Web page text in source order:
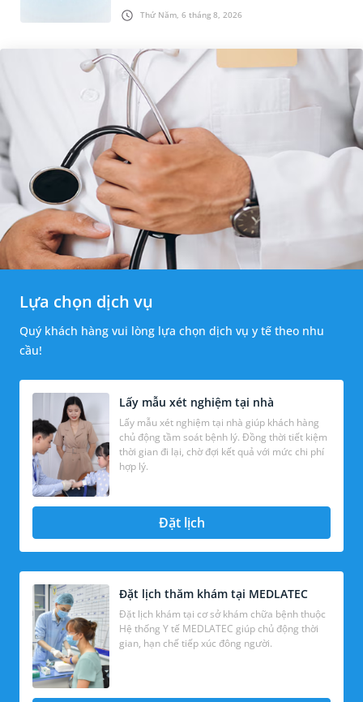
Thứ Năm, 6 tháng 8, 2026
nhiều người lo ngại rằng việc ngủ trong phòng
điều hòa mỗi đêm có...
Lựa chọn dịch vụ
Quý khách hàng vui lòng lựa chọn dịch vụ y tế theo nhu
cầu!
Lấy mẫu xét nghiệm tại nhà
Lấy mẫu xét nghiệm tại nhà giúp khách hàng
chủ động tầm soát bệnh lý. Đồng thời tiết kiệm
thời gian đi lại, chờ đợi kết quả với mức chi phí
hợp lý.
Đặt lịch
Đặt lịch thăm khám tại MEDLATEC
Đặt lịch khám tại cơ sở khám chữa bệnh thuộc
Hệ thống Y tế MEDLATEC giúp chủ động thời
gian, hạn chế tiếp xúc đông người.